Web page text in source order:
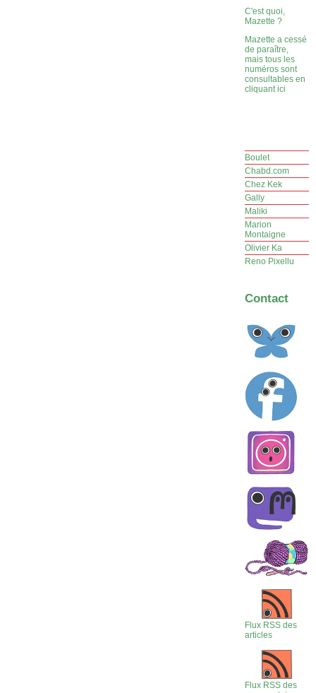
C'est quoi,
Mazette ?
Mazette a cessé
de paraître,
mais tous les
numéros sont
consultables en
cliquant ici
Boulet
Chabd.com
Chez Kek
Gally
Maliki
Marion
Montaigne
Olivier Ka
Reno Pixellu
Contact
Flux RSS des
articles
Flux RSS des